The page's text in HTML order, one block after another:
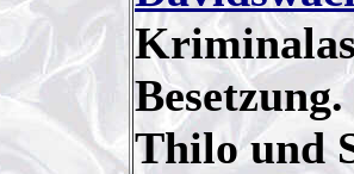
Thilo und